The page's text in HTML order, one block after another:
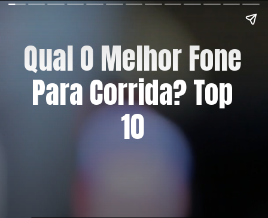
Qual O Melhor Fone
Para Corrida? Top
10